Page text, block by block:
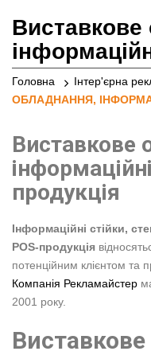
Виставкове
Головна Інтер'єрна
ОБЛАДНАННЯ,
Виставкове
продукція
Інформаційні стійки,
POS-продукція
потенційним клієнтом та
Компанія Рекламайстер
2001 року.